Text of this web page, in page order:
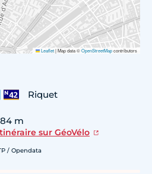
Leaflet|Map data ©OpenStreetMapcontributors
Riquet
m
sur GéoVélo
/ Opendata